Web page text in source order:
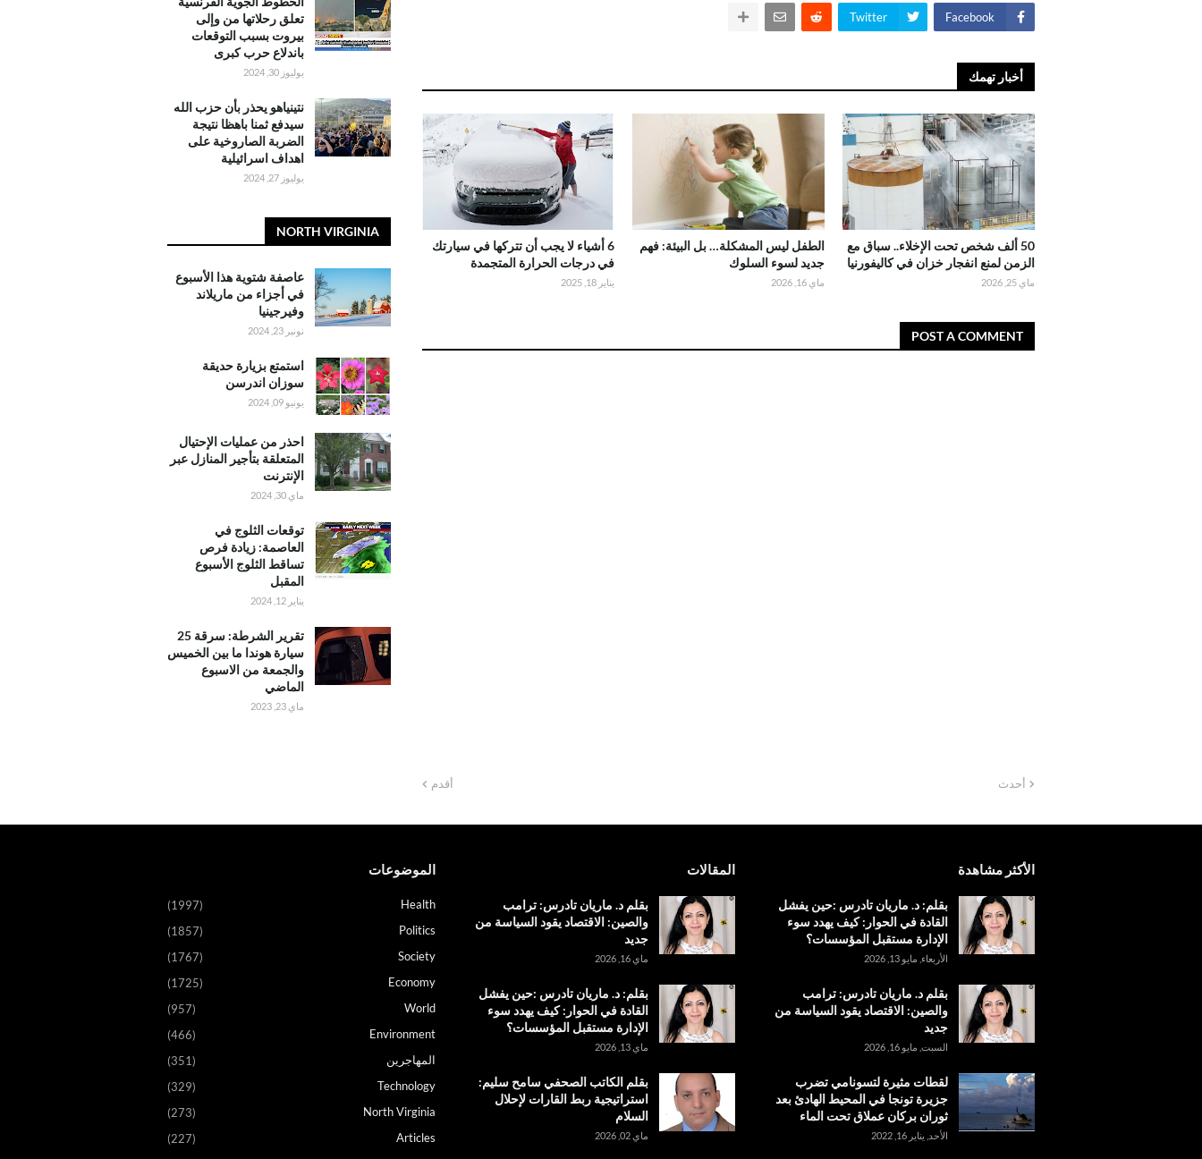
Facebook
Twitter
أخبار تهمك
50 ألف شخص تحت الإخلاء.. سباق مع
الزمن لمنع انفجار خزان في كاليفورنيا
ماي 25, 2026
الطفل ليس المشكلة… بل البيئة: فهم
جديد لسوء السلوك
ماي 16, 2026
6 أشياء لا يجب أن تتركها في سيارتك
في درجات الحرارة المتجمدة
يناير 18, 2025
POST A COMMENT
أحدث أقدم
تعلق رحلاتها من وإلى
بيروت بسبب التوقعات
باندلاع حرب كبرى
يوليوز 30, 2024
نتينياهو يحذر بأن حزب الله
سيدفع ثمنا باهظا نتيجة
الضربة الصاروخية على
اهداف اسرائيلية
يوليوز 27, 2024
NORTH VIRGINIA
عاصفة شتوية هذا الأسبوع
في أجزاء من ماريلاند
وفيرجينيا
نونبر 23, 2024
استمتع بزيارة حديقة
سوزان اندرسن
يونيو 09, 2024
احذر من عمليات الإحتيال
المتعلقة بتأجير المنازل عبر
الإنترنت
ماي 30, 2024
توقعات الثلوج في
العاصمة: زيادة فرص
تساقط الثلوج الأسبوع
المقبل
يناير 12, 2024
تقرير الشرطة: سرقة 25
سيارة هوندا ما بين الخميس
والجمعة من الاسبوع
الماضي
ماي 23, 2023
الأكثر مشاهدة
بقلم: د. ماريان تادرس :حين يفشل
القادة في الحوار: كيف يهدد سوء
الإدارة مستقبل المؤسسات؟
الأربعاء, مايو 13, 2026
بقلم د. ماريان تادرس: ترامب
والصين: الاقتصاد يقود السياسة من
جديد
السبت, مايو 16, 2026
لقطات مثيرة لتسونامي تضرب
جزيرة تونجا في المحيط الهادئ بعد
ثوران بركان عملاق تحت الماء
الأحد, يناير 16, 2022
المقالات
بقلم د. ماريان تادرس: ترامب
والصين: الاقتصاد يقود السياسة من
جديد
ماي 16, 2026
بقلم: د. ماريان تادرس :حين يفشل
القادة في الحوار: كيف يهدد سوء
الإدارة مستقبل المؤسسات؟
ماي 13, 2026
بقلم الكاتب الصحفي سامح سليم:
استراتيجية ربط القارات لإحلال
السلام
ماي 02, 2026
الموضوعات
Health
(1997)
Politics
(1857)
Society
(1767)
Economy
(1725)
World
(957)
Environment
(466)
المهاجرين
(351)
Technology
(329)
North Virginia
(273)
Articles
(227)